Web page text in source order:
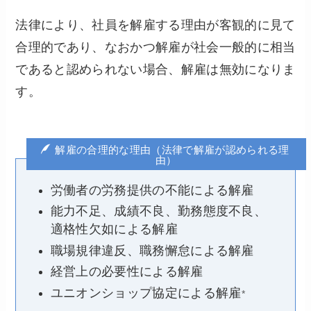
法律により、社員を解雇する理由が客観的に見て
合理的であり、なおかつ解雇が社会一般的に相当
であると認められない場合、解雇は無効になりま
す。
解雇の合理的な理由（法律で解雇が認められる理
由）
労働者の労務提供の不能による解雇
能力不足、成績不良、勤務態度不良、
適格性欠如による解雇
職場規律違反、職務懈怠による解雇
経営上の必要性による解雇
ユニオンショップ協定による解雇*